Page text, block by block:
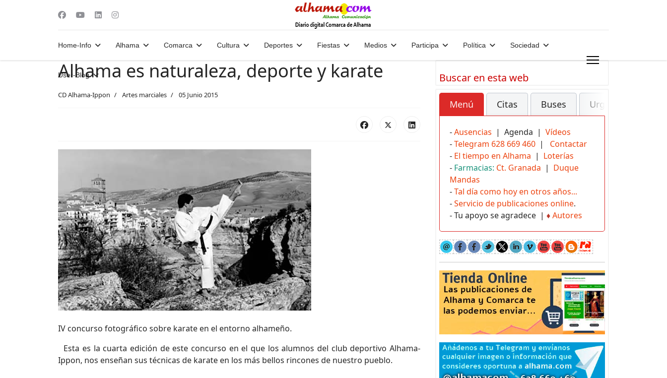
Home-Info Alhama Comarca Cultura Deportes Fiestas Medios Participa Política Sociedad
User-Blog
Alhama es naturaleza, deporte y karate
CD Alhama-Ippon Artes marciales 05 Junio 2015
IV concurso fotográfico sobre karate en el entorno alhameño.
Esta es la cuarta edición de este concurso en el que los alumnos del club deportivo Alhama-
Ippon, nos enseñan sus técnicas de karate en los más bellos rincones de nuestro pueblo.
Buscar en esta web
Menú Citas Buses Urgencias
-Ausencias | Agenda | Vídeos
-Telegram 628 669 460 | Contactar
- El tiempo en Alhama | Loterías
- Farmacias: Ct. Granada | Duque
Mandas
-Tal día como hoy en otros años...
-Servicio de publicaciones online.
- Tu apoyo se agradece | ♦Autores